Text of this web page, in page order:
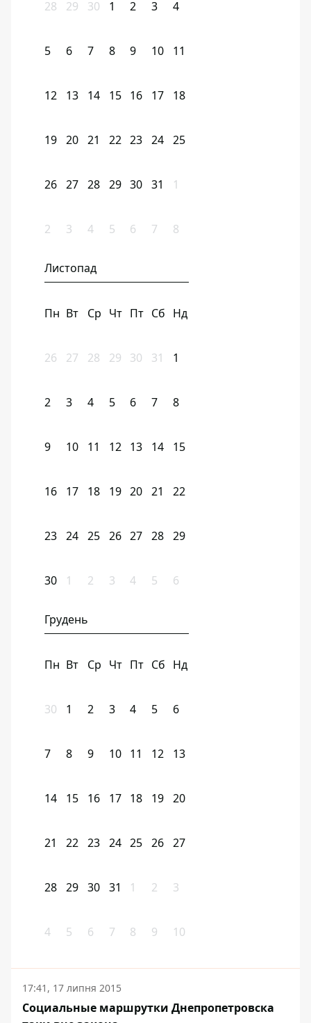
28 29 30 1 2 3 4
5 6 7 8 9 10 11
12 13 14 15 16 17 18
19 20 21 22 23 24 25
26 27 28 29 30 31 1
2 3 4 5 6 7 8
Листопад
Пн Вт Ср Чт Пт Сб Нд
26 27 28 29 30 31 1
2 3 4 5 6 7 8
9 10 11 12 13 14 15
16 17 18 19 20 21 22
23 24 25 26 27 28 29
30 1 2 3 4 5 6
Грудень
Пн Вт Ср Чт Пт Сб Нд
30 1 2 3 4 5 6
7 8 9 10 11 12 13
14 15 16 17 18 19 20
21 22 23 24 25 26 27
28 29 30 31 1 2 3
4 5 6 7 8 9 10
17:41, 17 липня 2015
Социальные маршрутки Днепропетровска